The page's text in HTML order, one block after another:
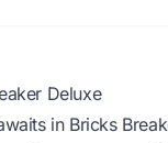
Deluxe
in Bricks